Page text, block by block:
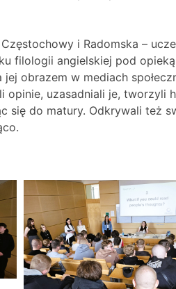
i Radomska –
filologii angielskiej pod
obrazem w mediach
uzasadniali je, tworzyli
się do matury. Odkrywali też